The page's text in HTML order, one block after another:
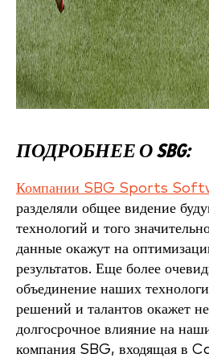
ПОДРОБНЕЕ О SBG:
Компании SBG Sports
разделяли общее видение
технологий и того
данные окажут на
результатов. Еще более
объединение наших
решений и талантов окажет
долгосрочное влияние на
компания SBG, входящая в